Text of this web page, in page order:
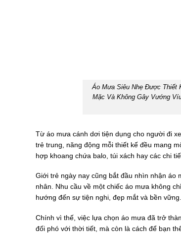
Áo Mưa Siêu Nhẹ Được Thiết
Mặc Và Không Gây Vướng
Từ áo mưa cánh dơi tiện dụng cho người đi
trẻ trung, năng động mỗi thiết kế đều mang
hợp khoang chứa balo, túi xách hay các chi
Giới trẻ ngày nay cũng bắt đầu nhìn nhận áo
nhân. Nhu cầu về một chiếc áo mưa không
hướng đến sự tiện nghi, đẹp mắt và bền vững.
Chính vì thế, việc lựa chọn áo mưa đã trở
đối phó với thời tiết, mà còn là cách để bạn